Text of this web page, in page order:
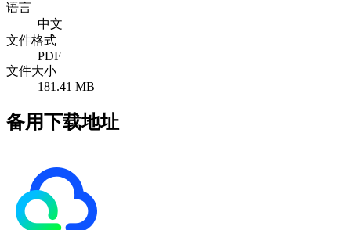
语言
中文
文件格式
PDF
文件大小
181.41 MB
备用下载地址